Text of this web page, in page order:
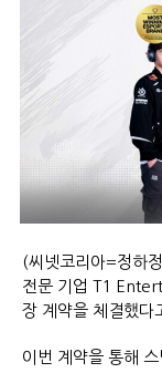
(씨넷코리아=정하
전문 기업 T1
장 계약을 체결했
이번 계약을 통해